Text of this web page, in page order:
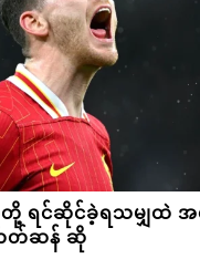
ရင်ဆိုင်ခဲ့ရသမျှထဲ အ
တ်ဆန် ဆို